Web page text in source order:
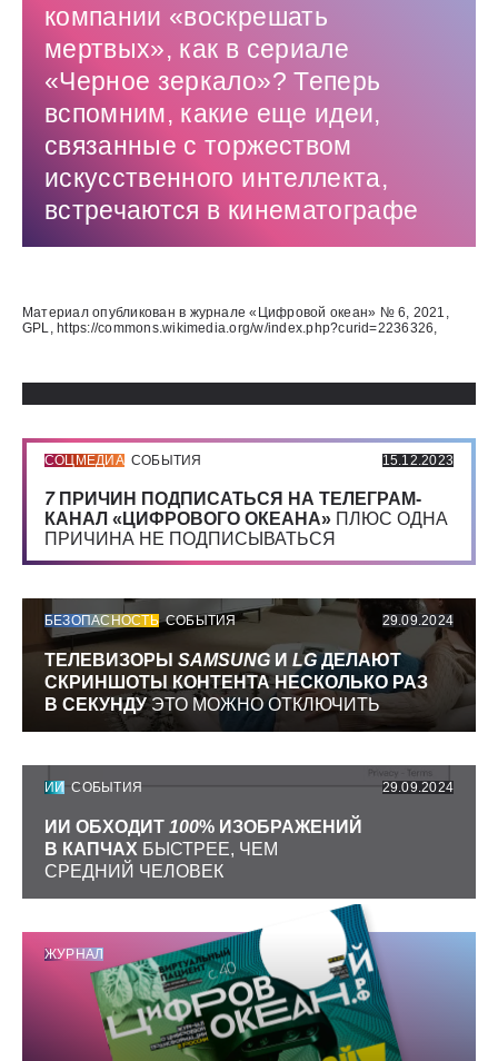
компании «воскрешать
мертвых», как в сериале
«Черное зеркало»? Теперь
вспомним, какие еще идеи,
связанные с торжеством
искусственного интеллекта,
встречаются в кинематографе
Использованные источники:
Материал опубликован в журнале «Цифровой океан» № 6, 2021,
GPL, https://commons.wikimedia.org/w/index.php?curid=2236326,
СОЦМЕДИА СОБЫТИЯ 15.12.2023
7 ПРИЧИН ПОДПИСАТЬСЯ НА ТЕЛЕГРАМ-
КАНАЛ «ЦИФРОВОГО ОКЕАНА» ПЛЮС ОДНА
ПРИЧИНА НЕ ПОДПИСЫВАТЬСЯ
БЕЗОПАСНОСТЬ СОБЫТИЯ 29.09.2024
ТЕЛЕВИЗОРЫ SAMSUNG И LGДЕЛАЮТ
СКРИНШОТЫ КОНТЕНТА НЕСКОЛЬКО РАЗ
В СЕКУНДУЭТО МОЖНО ОТКЛЮЧИТЬ
ИИ СОБЫТИЯ 29.09.2024
ИИ ОБХОДИТ 100% ИЗОБРАЖЕНИЙ
В КАПЧАХ БЫСТРЕЕ, ЧЕМ
СРЕДНИЙ ЧЕЛОВЕК
ЖУРНАЛ